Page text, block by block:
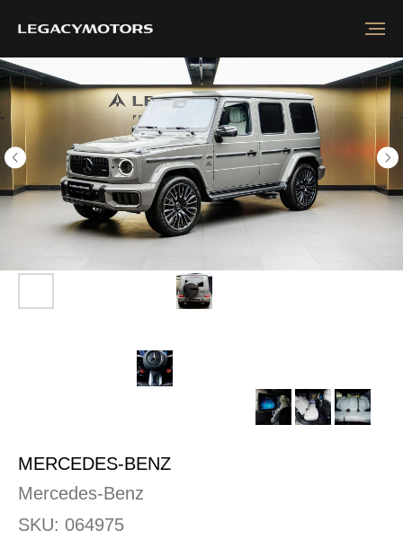
MERCEDES-BENZ
Mercedes-Benz
SKU: 064975